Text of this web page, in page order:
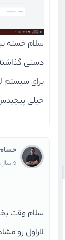
دستی
خیلی
5 سال پیش
سلام وقت
لاراول رو